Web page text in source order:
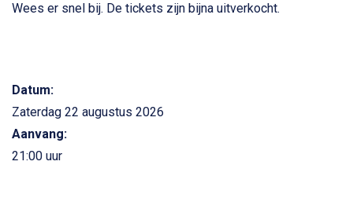
Wees er snel bij. De tickets zijn bijna uitverkocht.
Datum:
Zaterdag 22 augustus 2026
Aanvang:
21:00 uur